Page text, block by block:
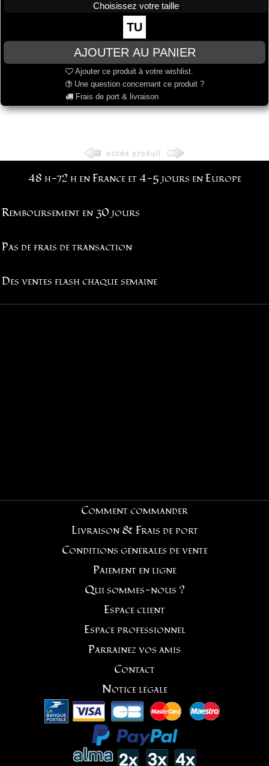
Choisissez votre taille
TU
Ajouter ce produit à votre wishlist.
Une question concernant ce produit ?
Frais de port & livraison
48 h-72 h en France et 4-5 jours en Europe
Remboursement en 30 jours
Pas de frais de transaction
Des ventes flash chaque semaine
Comment commander
Livraison & Frais de port
Conditions générales de vente
Paiement en ligne
Qui sommes-nous ?
Espace client
Espace professionnel
Parrainez vos amis
Contact
Notice légale